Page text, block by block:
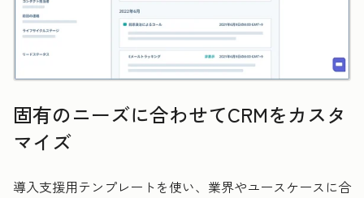
固有のニーズに合わせてCRMをカスタ
マイズ
導入支援用テンプレートを使い、業界やユースケースに合